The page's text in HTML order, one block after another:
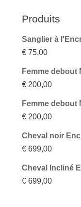
Produits
Sanglier à
€75,00
Femme debout
€200,00
Femme debout
€200,00
Cheval noir
€699,00
Cheval Incliné
€699,00